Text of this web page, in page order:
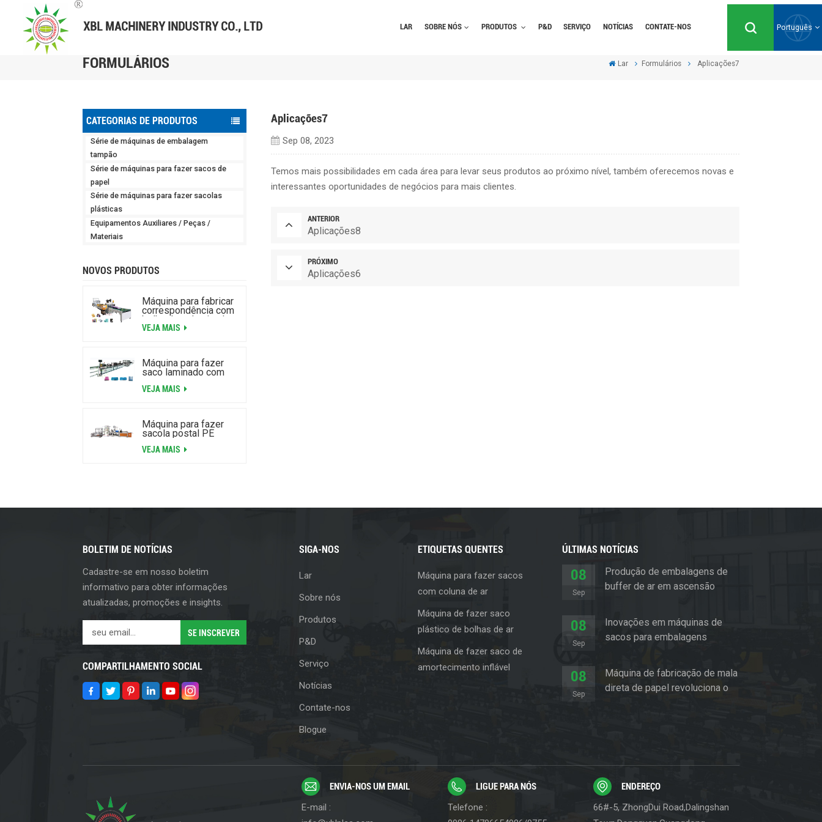
LAR SOBRE NÓS PRODUTOS P&D SERVIÇO NOTÍCIAS CONTATE-NOS Português
Português
FORMULÁRIOS Lar Formulários Aplicações7
CATEGORIAS DE PRODUTOS
Série de máquinas de embalagem
tampão
Série de máquinas para fazer sacos de
papel
Série de máquinas para fazer sacolas
plásticas
Equipamentos Auxiliares / Peças /
Materiais
NOVOS PRODUTOS
Máquina para fabricar
correspondência com
bolha de ar laminada
de alta velocidade
VEJA MAIS
Máquina para fazer
saco laminado com
VEJA MAIS
Máquina para fazer
sacola postal PE
VEJA MAIS
Aplicações7
Sep 08, 2023
Temos mais possibilidades em cada área para levar seus produtos ao próximo nível, também oferecemos novas e
interessantes oportunidades de negócios para mais clientes.
ANTERIOR
Aplicações8
PRÓXIMO
Aplicações6
BOLETIM DE NOTÍCIAS
Cadastre-se em nosso boletim
informativo para obter informações
atualizadas, promoções e insights.
COMPARTILHAMENTO SOCIAL
SIGA-NOS
Lar
Sobre nós
Produtos
P&D
Serviço
Notícias
Contate-nos
Blogue
ETIQUETAS QUENTES
Máquina para fazer sacos
com coluna de ar
Máquina de fazer saco
plástico de bolhas de ar
Máquina de fazer saco de
amortecimento inflável
ÚLTIMAS NOTÍCIAS
08
Sep
Produção de embalagens de
buffer de ar em ascensão
08
Sep
Inovações em máquinas de
sacos para embalagens
08
Sep
Máquina de fabricação de mala
direta de papel revoluciona o
ENVIA-NOS UM EMAIL
E-mail :
LIGUE PARA NÓS
Telefone :
ENDEREÇO
66#-5, ZhongDui Road,Dalingshan